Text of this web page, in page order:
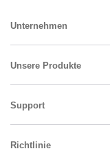
Unternehmen
Unsere Produkte
Support
Richtlinie